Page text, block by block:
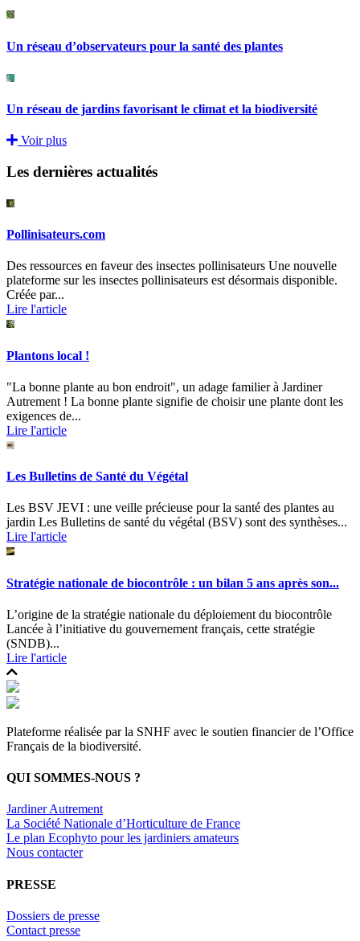
Un réseau d’observateurs pour la santé des plantes
Un réseau de jardins favorisant le climat et la biodiversité
Voir plus
Les dernières actualités
Pollinisateurs.com
Des ressources en faveur des insectes pollinisateurs Une nouvelle
plateforme sur les insectes pollinisateurs est désormais disponible.
Créée par...
Lire l'article
Plantons local !
"La bonne plante au bon endroit", un adage familier à Jardiner
Autrement ! La bonne plante signifie de choisir une plante dont les
exigences de...
Lire l'article
Les Bulletins de Santé du Végétal
Les BSV JEVI : une veille précieuse pour la santé des plantes au
jardin Les Bulletins de santé du végétal (BSV) sont des synthèses...
Lire l'article
Stratégie nationale de biocontrôle : un bilan 5 ans après son...
L’origine de la stratégie nationale du déploiement du biocontrôle
Lancée à l’initiative du gouvernement français, cette stratégie
(SNDB)...
Lire l'article
Plateforme réalisée par la SNHF avec le soutien financier de l’Office
Français de la biodiversité.
QUI SOMMES-NOUS ?
Jardiner Autrement
La Société Nationale d’Horticulture de France
Le plan Ecophyto pour les jardiniers amateurs
Nous contacter
PRESSE
Dossiers de presse
Contact presse